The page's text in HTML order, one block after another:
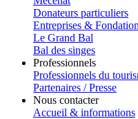
Donateurs particuliers
Entreprises &
Le Grand Bal
Bal des singes
Professionnels
Professionnels du
Partenaires / Presse
Nous contacter
Accueil & informations